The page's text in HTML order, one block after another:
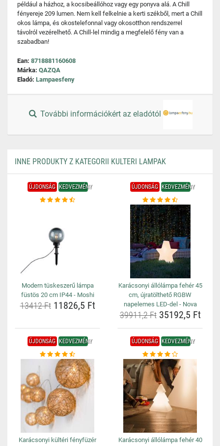
például a házhoz, a kocsibeállóhoz vagy egy ponyva alá. A Chill
fényereje 209 lumen. Nem kell felkelnie a kerti székből, mert a Chill
okos lámpa, és okostelefonnal vagy okosotthon rendszerrel
távolról vezérelhető. A Chill-lel mindig a megfelelő fény van a
szabadban!
Ean: 8718881160608
Márka: QAZQA
Eladó: Lampaesfeny
További információkért az eladótól
INNE PRODUKTY Z KATEGORII KULTERI LAMPAK
ÚJDONSÁG KEDVEZMÉNY
Modern tüskeszerű lámpa
füstös 20 cm IP44 - Moshi
13412 Ft11826,5 Ft
ÚJDONSÁG KEDVEZMÉNY
Karácsonyi állólámpa fehér 45
cm, újratölthető RGBW
napelemes LED-del - Nova
39911,2 Ft35192,5 Ft
ÚJDONSÁG KEDVEZMÉNY
Karácsonyi kültéri fényfüzér
ÚJDONSÁG KEDVEZMÉNY
Karácsonyi állólámpa fehér 40